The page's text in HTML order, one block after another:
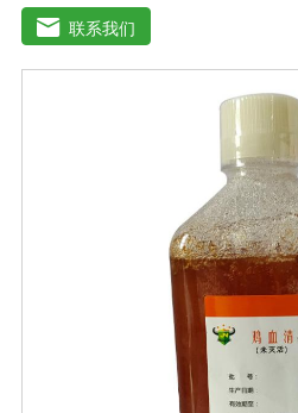
扩增及单克隆抗体的制备和疫苗
准：符合《中华人民共和国兽药
格：500ml/瓶保存：-15℃―-
项：解冻：采用逐步解冻法（
减少沉淀的产生使血清质量不会
联系我们